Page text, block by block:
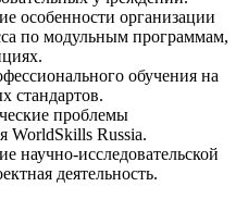
особенности организации
по модульным программам,
обучения на
стандартов.
проблемы
WorldSkills Russia.
научно-исследовательской
деятельность.